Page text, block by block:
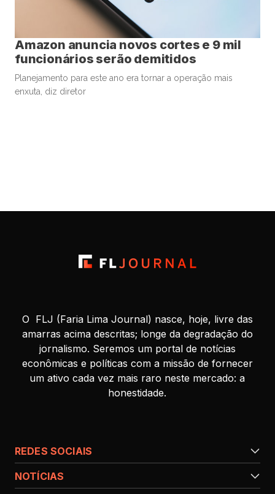
Amazon anuncia novos cortes e 9 mil
funcionários serão demitidos
Planejamento para este ano era tornar a operação mais
enxuta, diz diretor
O FLJ (Faria Lima Journal) nasce, hoje, livre das
amarras acima descritas; longe da degradação do
jornalismo. Seremos um portal de notícias
econômicas e políticas com a missão de fornecer
um ativo cada vez mais raro neste mercado: a
honestidade.
REDES SOCIAIS
NOTÍCIAS